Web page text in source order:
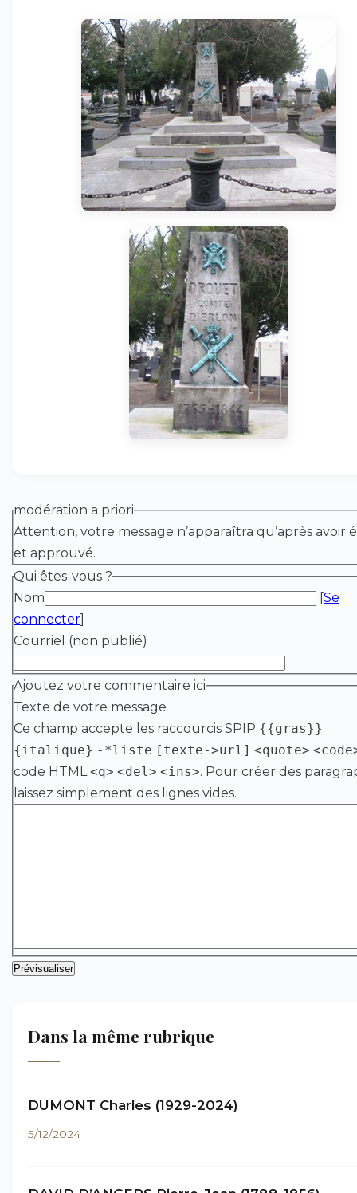
modération a priori
Attention, votre message n’apparaîtra qu’après avoir
et approuvé.
Qui êtes-vous ?
Nom
[Se
connecter]
Courriel (non publié)
Ajoutez votre commentaire ici
Texte de votre message
Ce champ accepte les raccourcis SPIP {{gras}}
{italique} -*liste [texte->url] <quote>
code HTML<q> <del> <ins>. Pour créer des
laissez simplement des lignes vides.
Dans la même rubrique
DUMONT Charles (1929-2024)
5/12/2024